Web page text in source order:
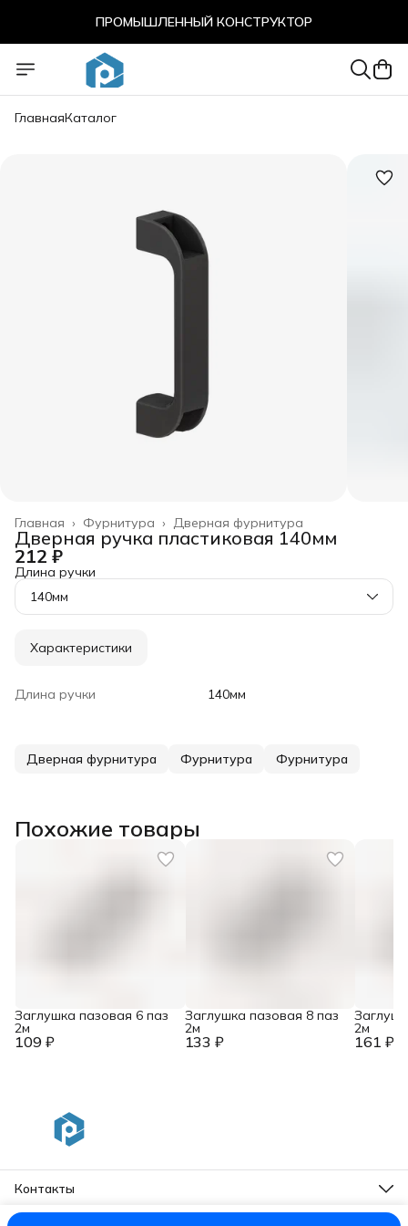
ПРОМЫШЛЕННЫЙ КОНСТРУКТОР
ПРОМЫШЛЕННЫЙ КОНСТРУКТОР
ГлавнаяКаталог
Дверная фурнитура
Фурнитура ›
Главная ›
Дверная ручка пластиковая 140мм
212 ₽
Длина ручки
140мм
Характеристики
Длина ручки 140мм
Дверная фурнитура Фурнитура Фурнитура
Похожие товары
109 ₽
Заглушка пазовая 6 паз
2м
133 ₽
Заглушка пазовая 8 паз
2м
161 ₽
2м
Контакты
Адрес